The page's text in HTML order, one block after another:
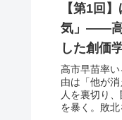
【第1回
気」——高
した創価
高市早苗率
由は「他が
人を裏切り
を暴く。敗